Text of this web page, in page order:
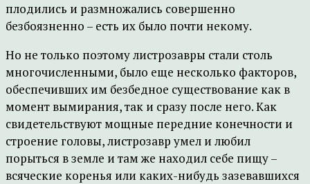
плодились и размножались совершенно
безбоязненно – есть их было почти некому.
Но не только поэтому листрозавры стали столь
многочисленными, было еще несколько факторов,
обеспечивших им безбедное существование как в
момент вымирания, так и сразу после него. Как
свидетельствуют мощные передние конечности и
строение головы, листрозавр умел и любил
порыться в земле и там же находил себе пищу –
всяческие коренья или каких-нибудь зазевавшихся